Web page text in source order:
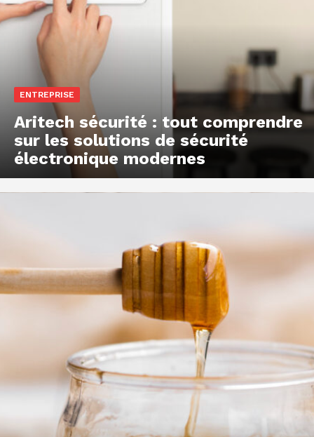
ENTREPRISE
Aritech sécurité : tout comprendre
sur les solutions de sécurité
électronique modernes